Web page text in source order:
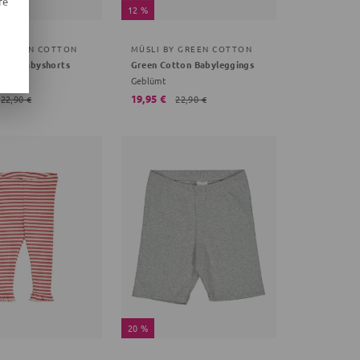
GREEN COTTON
Babyshorts
22,90 €
12 %
MÜSLI BY GREEN COTTON
Green Cotton Babyleggings
Geblümt
19,95 € 22,90 €
20 %